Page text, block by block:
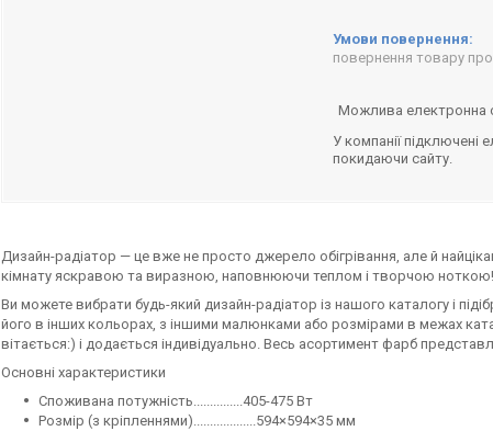
повернення товару
У компанії підключені
покидаючи сайту.
Дизайн-радіатор — це вже не просто джерело обігрівання, але й
кімнату яскравою та виразною, наповнюючи теплом і творчою ноткою!
Ви можете вибрати будь-який дизайн-радіатор із нашого каталогу і
його в інших кольорах, з іншими малюнками або розмірами в межах
вітається:) і додається індивідуально. Весь асортимент фарб
Основні характеристики
Споживана потужність...............405-475 Вт
Розмір (з кріпленнями)...................594×594×35 мм